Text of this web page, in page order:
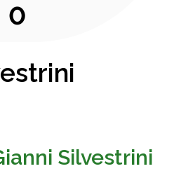
0
Silvestrini